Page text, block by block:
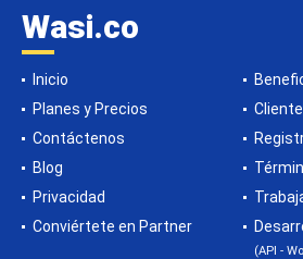
Wasi.co
Inicio
Planes y Precios
Contáctenos
Blog
Privacidad
Conviértete en Partner
(API -